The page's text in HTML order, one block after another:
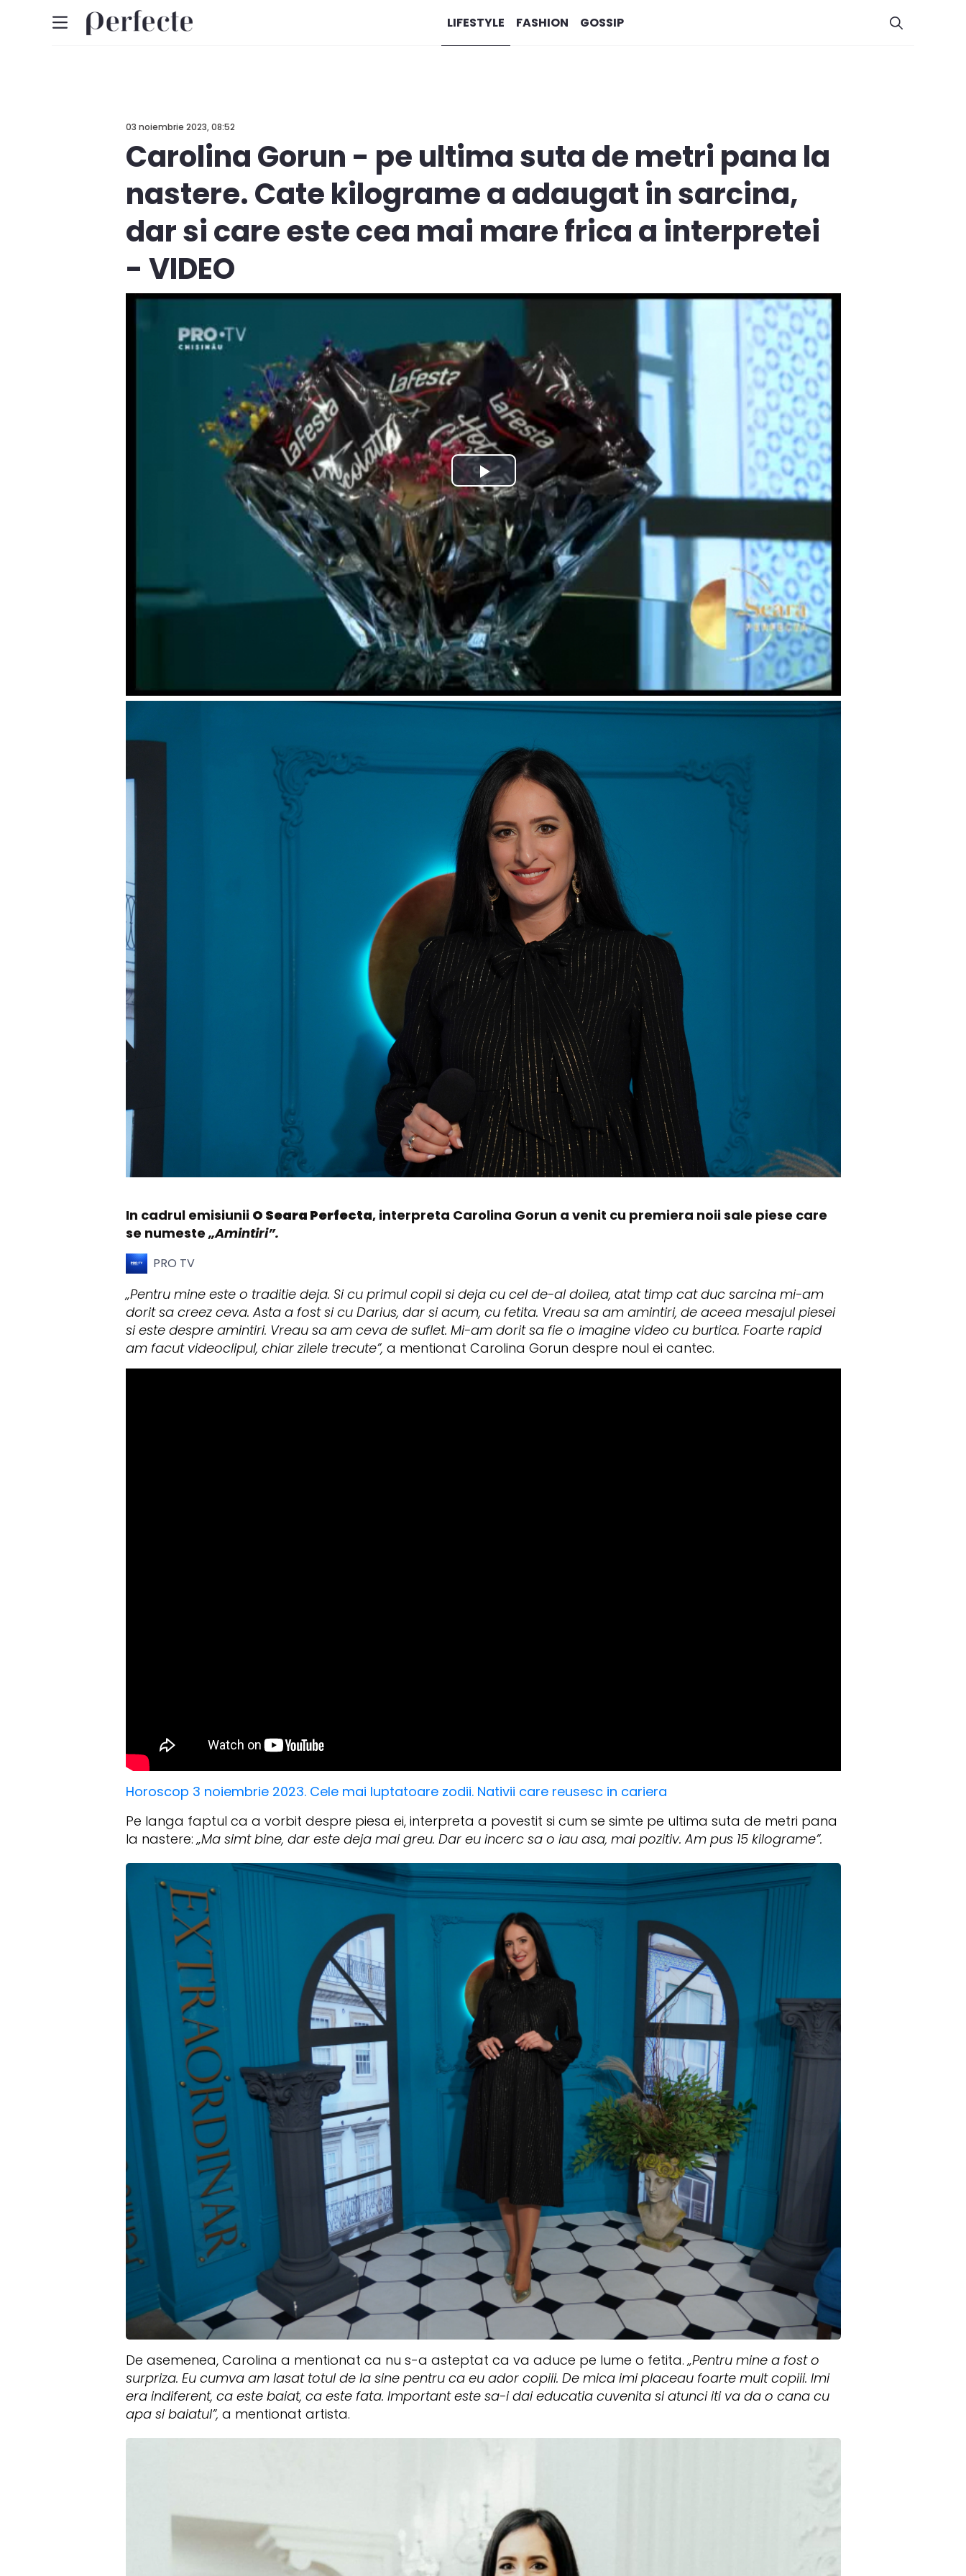
LIFESTYLE FASHION GOSSIP
03 noiembrie 2023, 08:52
Carolina Gorun - pe ultima suta de metri pana la
nastere. Cate kilograme a adaugat in sarcina,
dar si care este cea mai mare frica a interpretei
- VIDEO
In cadrul emisiunii O Seara Perfecta, interpreta Carolina Gorun a venit cu premiera noii sale piese care
se numeste „Amintiri”.
PRO TV
„Pentru mine este o traditie deja. Si cu primul copil si deja cu cel de-al doilea, atat timp cat duc sarcina mi-am
dorit sa creez ceva. Asta a fost si cu Darius, dar si acum, cu fetita. Vreau sa am amintiri, de aceea mesajul piesei
si este despre amintiri. Vreau sa am ceva de suflet. Mi-am dorit sa fie o imagine video cu burtica. Foarte rapid
am facut videoclipul, chiar zilele trecute”, a mentionat Carolina Gorun despre noul ei cantec.
Horoscop 3 noiembrie 2023. Cele mai luptatoare zodii. Nativii care reusesc in cariera
Pe langa faptul ca a vorbit despre piesa ei, interpreta a povestit si cum se simte pe ultima suta de metri pana
la nastere:„Ma simt bine, dar este deja mai greu. Dar eu incerc sa o iau asa, mai pozitiv. Am pus 15 kilograme”.
De asemenea, Carolina a mentionat ca nu s-a asteptat ca va aduce pe lume o fetita.„Pentru mine a fost o
surpriza. Eu cumva am lasat totul de la sine pentru ca eu ador copiii. De mica imi placeau foarte mult copiii. Imi
era indiferent, ca este baiat, ca este fata. Important este sa-i dai educatia cuvenita si atunci iti va da o cana cu
apa si baiatul”, a mentionat artista.